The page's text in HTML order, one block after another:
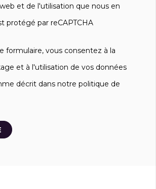
et de l'utilisation que nous en
protégé par reCAPTCHA
formulaire, vous consentez à la
et à l'utilisation de vos données
décrit dans notre politique de